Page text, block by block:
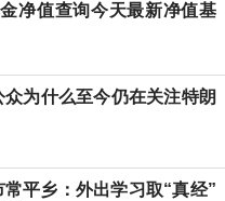
净值查询今天最新净值基
为什么至今仍在关注特朗
平乡：外出学习取“真经”